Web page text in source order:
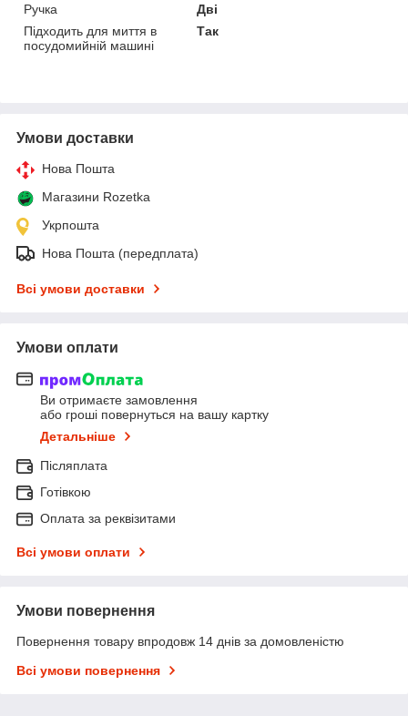
Ручка
Дві
Підходить для миття в
посудомийній машині
Так
Умови доставки
Нова Пошта
Магазини Rozetka
Укрпошта
Нова Пошта (передплата)
Всі умови доставки
Умови оплати
Ви отримаєте замовлення
або гроші повернуться на вашу картку
Детальніше
Післяплата
Готівкою
Оплата за реквізитами
Всі умови оплати
Умови повернення
Повернення товару впродовж 14 днів за домовленістю
Всі умови повернення